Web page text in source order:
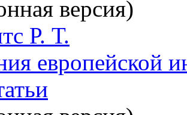
версия)
Р. Т.
европейской